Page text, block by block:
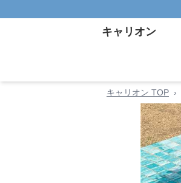
キャリオン
キャリオン TOP ›